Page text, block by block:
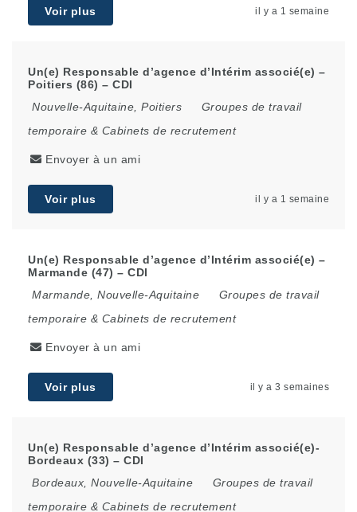
Voir plus il y a 1 semaine
Un(e) Responsable d’agence d’Intérim associé(e) –
Poitiers (86) – CDI
Nouvelle-Aquitaine, Poitiers
Groupes de travail
temporaire & Cabinets de recrutement
Envoyer à un ami
Voir plus il y a 1 semaine
Un(e) Responsable d’agence d’Intérim associé(e) –
Marmande (47) – CDI
Marmande, Nouvelle-Aquitaine
Groupes de travail
temporaire & Cabinets de recrutement
Envoyer à un ami
Voir plus il y a 3 semaines
Un(e) Responsable d’agence d’Intérim associé(e)-
Bordeaux (33) – CDI
Bordeaux, Nouvelle-Aquitaine
Groupes de travail
temporaire & Cabinets de recrutement